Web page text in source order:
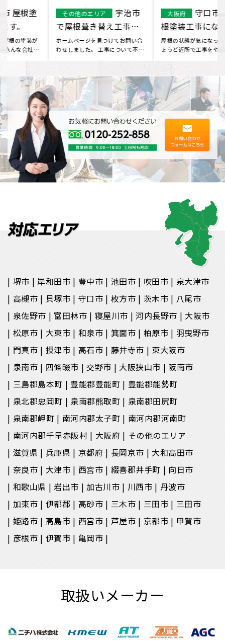
その他のエリア
宇治市
で屋根葺き替え工事を
行いました
ホームページを見つけてお問い合
わせしました。 工事について不安
大阪府
守口市 T様 屋
根塗装工事になります。
屋根の状態が気になっており、ち
ょうど近所で工事をやっていた、
堺市 岸和田市 豊中市 池田市 吹田市
泉大津市
高槻市
貝塚市 守口市 枚方市 茨木市
八尾市
泉佐野市
富田林市 寝屋川市 河内長野市
大阪市
松原市
大東市 和泉市 箕面市 柏原市
羽曳野市
門真市
摂津市 高石市 藤井寺市
東大阪市
泉南市
四條畷市 交野市 大阪狭山市
阪南市
三島郡島本町
豊能郡豊能町
豊能郡能勢町
泉北郡忠岡町
泉南郡熊取町
泉南郡田尻町
泉南郡岬町
南河内郡太子町
南河内郡河南町
南河内郡千早赤阪村
大阪府
その他のエリア
滋賀県
兵庫県 京都府 長岡京市
大和高田市
奈良市
大津市 西宮市 綴喜郡井手町
向日市
和歌山県
岩出市 加古川市 川西市
丹波市
加東市
伊都郡 高砂市 三木市 三田市
三田市
姫路市
高島市 西宮市 芦屋市 京都市
甲賀市
彦根市
伊賀市 亀岡市
取扱いメーカー